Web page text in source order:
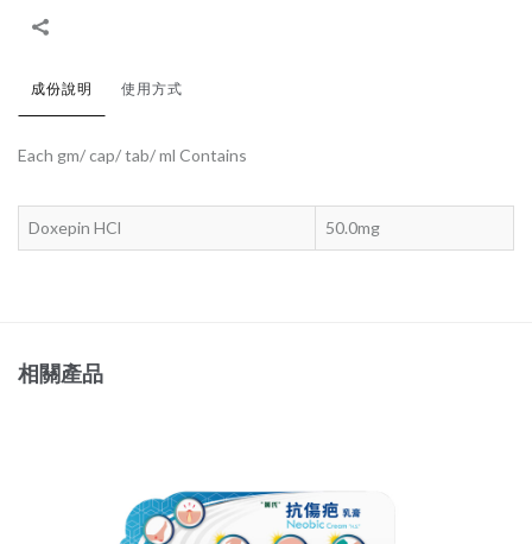
成份說明 使用方式
Each gm/ cap/ tab/ ml Contains
Doxepin HCl 50.0mg
相關產品